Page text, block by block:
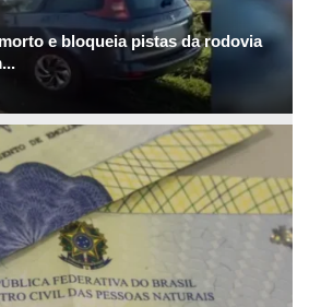
e bloqueia pistas da rodovia